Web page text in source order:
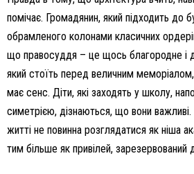
помічає. Громадянин, який підходить до
обрамленого колонами класичних
що правосуддя – це щось благородне і
який стоїть перед величним
має сенс. Діти, які заходять у школу,
симетрією, дізнаються, що вони
житті не повинна розглядатися як ніша
тим більше як привілей, зарезервований